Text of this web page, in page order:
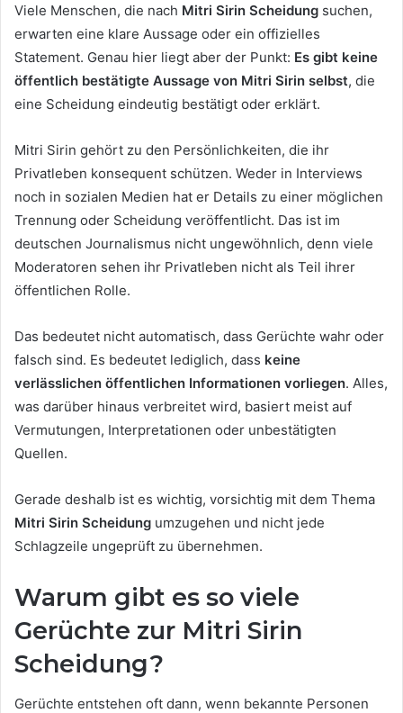
Viele Menschen, die nach Mitri Sirin Scheidung suchen,
erwarten eine klare Aussage oder ein offizielles
Statement. Genau hier liegt aber der Punkt: Es gibt keine
öffentlich bestätigte Aussage von Mitri Sirin selbst, die
eine Scheidung eindeutig bestätigt oder erklärt.
Mitri Sirin gehört zu den Persönlichkeiten, die ihr
Privatleben konsequent schützen. Weder in Interviews
noch in sozialen Medien hat er Details zu einer möglichen
Trennung oder Scheidung veröffentlicht. Das ist im
deutschen Journalismus nicht ungewöhnlich, denn viele
Moderatoren sehen ihr Privatleben nicht als Teil ihrer
öffentlichen Rolle.
Das bedeutet nicht automatisch, dass Gerüchte wahr oder
falsch sind. Es bedeutet lediglich, dass keine
verlässlichen öffentlichen Informationen vorliegen. Alles,
was darüber hinaus verbreitet wird, basiert meist auf
Vermutungen, Interpretationen oder unbestätigten
Quellen.
Gerade deshalb ist es wichtig, vorsichtig mit dem Thema
Mitri Sirin Scheidung umzugehen und nicht jede
Schlagzeile ungeprüft zu übernehmen.
Warum gibt es so viele
Gerüchte zur Mitri Sirin
Scheidung?
Gerüchte entstehen oft dann, wenn bekannte Personen